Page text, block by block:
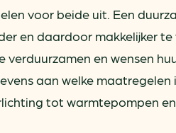
voor beide uit. Een
en daardoor makkelijker te
en wensen
aan welke maatregelen
tot warmtepompen